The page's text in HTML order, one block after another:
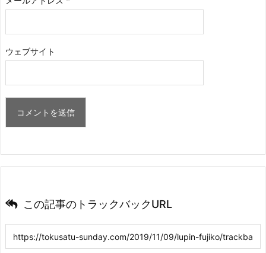
ウェブサイト
この記事のトラックバックURL